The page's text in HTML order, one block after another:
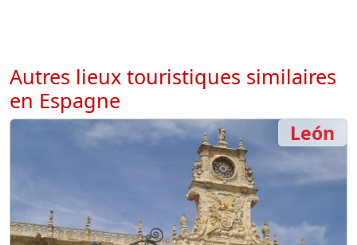
Autres lieux touristiques similaires
en Espagne
León